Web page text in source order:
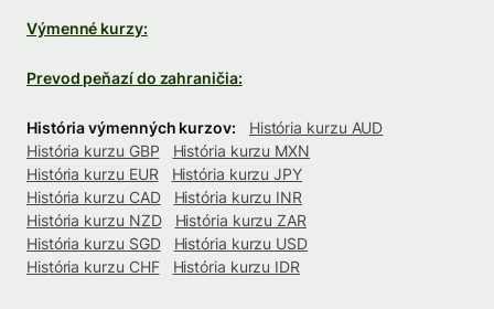
Výmenné kurzy:
Prevod peňazí do zahraničia:
História výmenných kurzov:
História kurzu AUD
História kurzu GBP
História kurzu MXN
História kurzu EUR
História kurzu JPY
História kurzu CAD
História kurzu INR
História kurzu NZD
História kurzu ZAR
História kurzu SGD
História kurzu USD
História kurzu CHF
História kurzu IDR